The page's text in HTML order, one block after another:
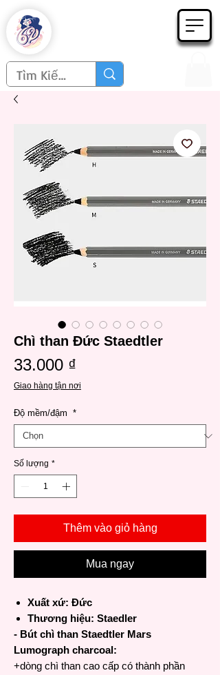
Chì than Đức Staedtler
33.000 ₫
Giao hàng tận nơi
Độ mềm/đậm *
Số lượng *
Thêm vào giỏ hàng
Mua ngay
Xuất xứ: Đức
Thương hiệu: Staedler
- Bút chì than Staedtler Mars
Lumograph charcoal:
+dòng chì than cao cấp có thành phần